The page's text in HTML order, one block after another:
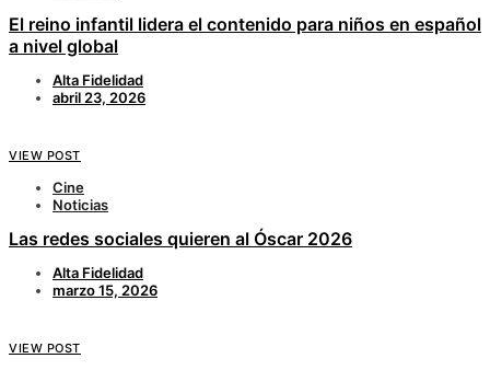
El reino infantil lidera el contenido para niños en español
a nivel global
Alta Fidelidad
abril 23, 2026
VIEW POST
Cine
Noticias
Las redes sociales quieren al Óscar 2026
Alta Fidelidad
marzo 15, 2026
VIEW POST